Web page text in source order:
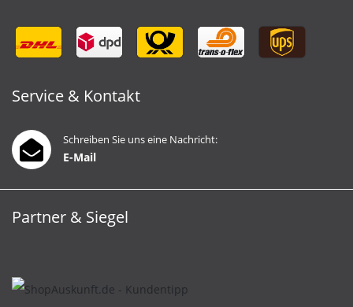
Service & Kontakt
Schreiben Sie uns eine Nachricht:
E-Mail
Partner & Siegel